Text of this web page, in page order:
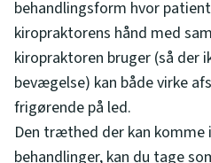
behandlingsform hvor
kiropraktorens hånd med
kiropraktoren bruger (så der
bevægelse) kan både virke
frigørende på led.
Den træthed der kan
behandlinger, kan du tage